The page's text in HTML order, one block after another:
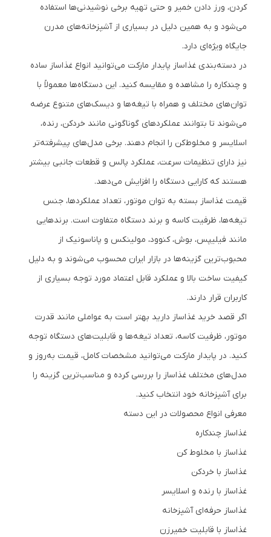
کردن، ورز دادن خمیر و حتی تهیه برخی نوشیدنی‌ها استفاده
می‌شود و به همین دلیل در بسیاری از آشپزخانه‌های مدرن
جایگاه ویژه‌ای دارد.
در دسته‌بندی غذاساز پایدار مارکت می‌توانید انواع غذاساز ساده
و چندکاره را مشاهده و مقایسه کنید. این دستگاه‌ها معمولاً با
توان‌های مختلف و همراه با تیغه‌ها و دیسک‌های متنوع عرضه
می‌شوند تا بتوانند عملکردهای گوناگونی مانند خردکن، رنده،
اسلایسر و مخلوط‌کن را انجام دهند. برخی مدل‌های پیشرفته‌تر
نیز دارای تنظیمات سرعت، عملکرد پالس و قطعات جانبی بیشتر
هستند که کارایی دستگاه را افزایش می‌دهد.
قیمت غذاساز بسته به توان موتور، تعداد عملکردها، جنس
تیغه‌ها، ظرفیت کاسه و برند دستگاه متفاوت است. برندهایی
مانند فیلیپس، بوش، کنوود، مولینکس و پاناسونیک از
محبوب‌ترین گزینه‌ها در بازار ایران محسوب می‌شوند و به دلیل
کیفیت ساخت بالا و عملکرد قابل اعتماد مورد توجه بسیاری از
کاربران قرار دارند.
اگر قصد خرید غذاساز دارید بهتر است به عواملی مانند قدرت
موتور، ظرفیت کاسه، تعداد تیغه‌ها و قابلیت‌های دستگاه توجه
کنید. در پایدار مارکت می‌توانید مشخصات کامل، قیمت به‌روز و
مدل‌های مختلف غذاساز را بررسی کرده و مناسب‌ترین گزینه را
برای آشپزخانه خود انتخاب کنید.
معرفی انواع محصولات در این دسته
غذاساز چندکاره
غذاساز با مخلوط کن
غذاساز با خردکن
غذاساز با رنده و اسلایسر
غذاساز حرفه‌ای آشپزخانه
غذاساز با قابلیت خمیرزن